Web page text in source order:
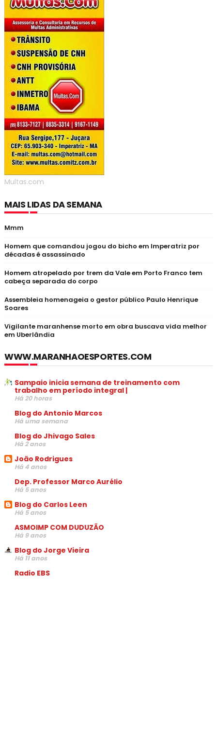
Multas.com
MAIS LIDAS DA SEMANA
Mmm
Homem que comandou jogou do bicho em Imperatriz por
décadas é assassinado
Homem atropelado por trem da Vale em Porto Franco tem
cabeça separada do corpo
Assembleia homenageia o gestor público Paulo Henrique
Soares
Vigilante maranhense morto em obra buscava vida melhor
em Uberlândia
WWW.MARANHAOESPORTES.COM
Sampaio inicia semana de treinamento com
trabalho em período integral |
Há 20 horas
Blog do Antonio Marcos
Há uma semana
Blog do Jhivago Sales
Há 2 anos
João Rodrigues
Há 4 anos
Dep. Professor Marco Aurélio
Há 5 anos
Blog do Carlos Leen
Há 5 anos
ASMOIMP COM DUDUZÃO
Há 9 anos
Blog do Jorge Vieira
Há 11 anos
Radio EBS